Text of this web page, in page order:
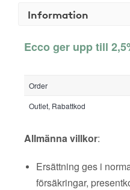
Information
Ecco ger upp till
Order
Outlet, Rabattkod
Allmänna villkor:
Ersättning ges i
försäkringar,